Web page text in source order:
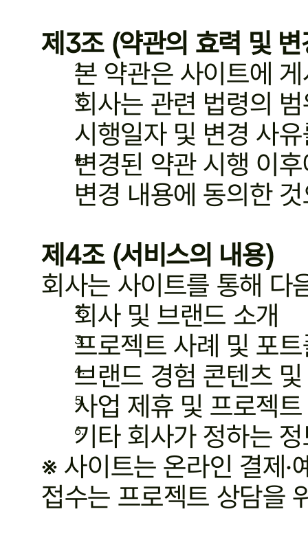
제3조 (약관의 효력 및 변
본 약관은 사이트에
회사는 관련 법령의
시행일자 및 변경 사
변경된 약관 시행 이
변경 내용에 동의한
제4조 (서비스의 내용)
회사는 사이트를 통해 다
회사 및 브랜드 소개
프로젝트 사례 및 포
브랜드 경험 콘텐츠
사업 제휴 및 프로젝
기타 회사가 정하는
※ 사이트는 온라인 결제·
접수는 프로젝트 상담을